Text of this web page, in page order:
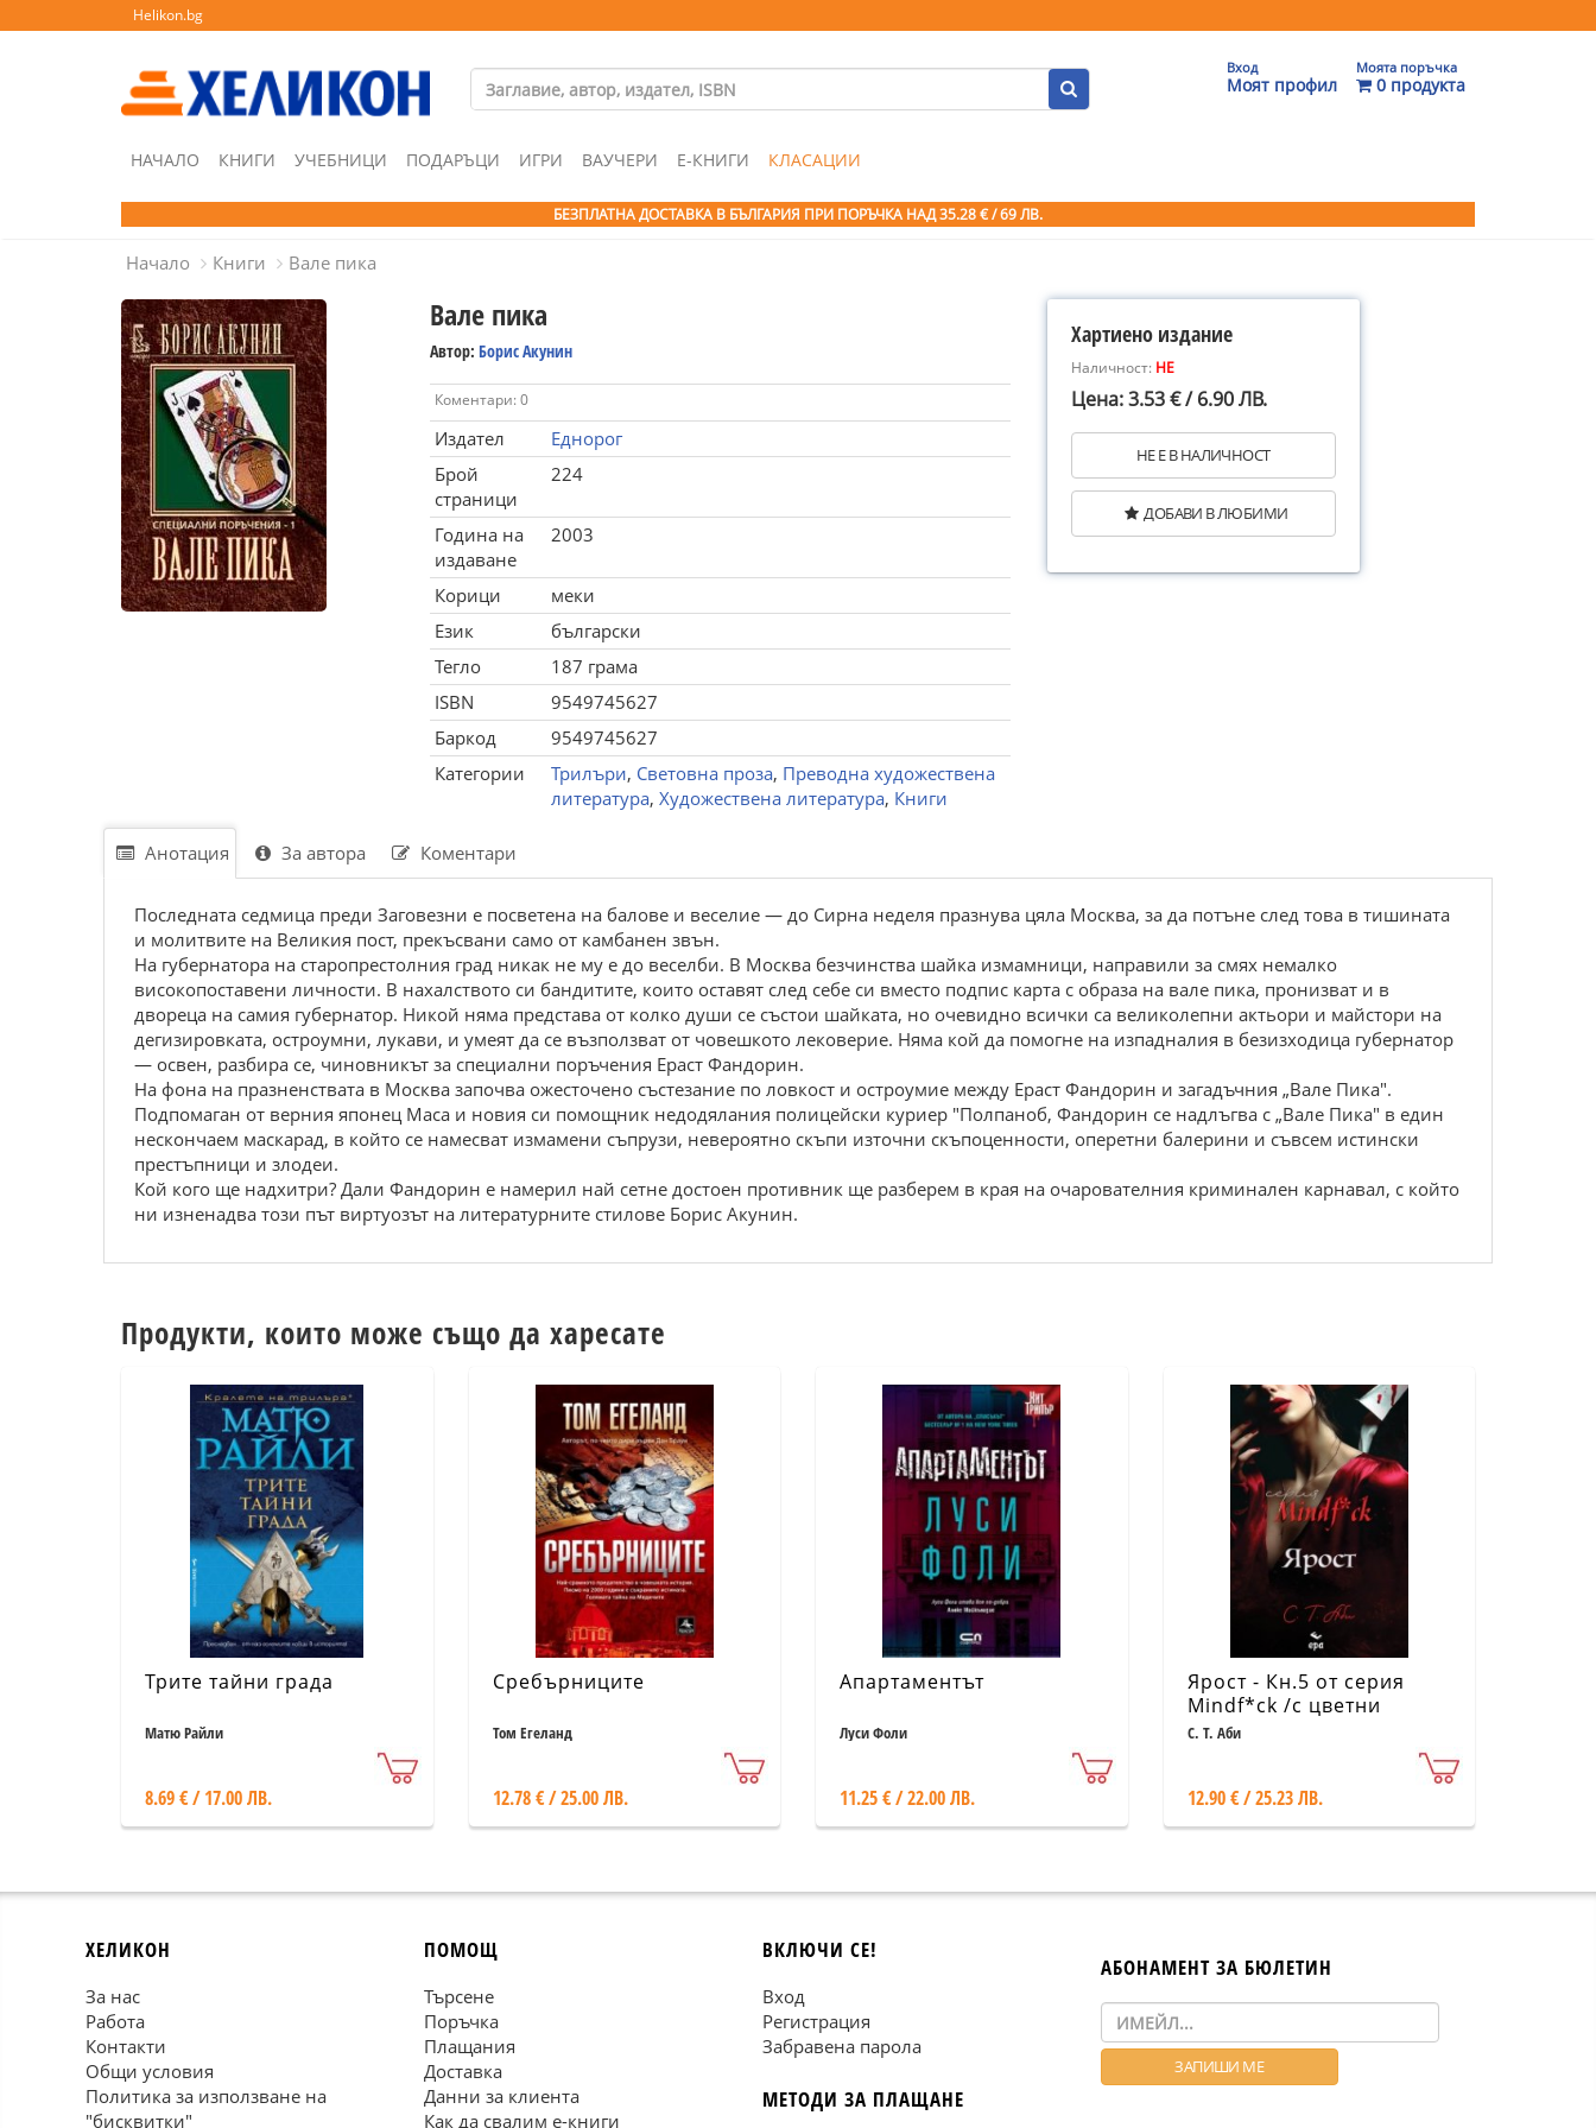
Helikon.bg
Вход
Моят профил
Моята поръчка
0 продукта
НАЧАЛО КНИГИ УЧЕБНИЦИ ПОДАРЪЦИ ИГРИ ВАУЧЕРИ Е-КНИГИ КЛАСАЦИИ
БЕЗПЛАТНА ДОСТАВКА В БЪЛГАРИЯ ПРИ ПОРЪЧКА НАД 35.28 € / 69 ЛВ.
Начало Книги Вале пика
Вале пика
Автор: Борис Акунин
Коментари: 0
Издател
Еднорог
Брой
страници
224
Година на
издаване
2003
Корици
меки
Език
български
Тегло
187 грама
ISBN
9549745627
Баркод
9549745627
Категории
Трилъри, Световна проза, Преводна художествена
литература, Художествена литература, Книги
Хартиено издание
Наличност: НЕ
Цена: 3.53 € / 6.90 ЛВ.
НЕ Е В НАЛИЧНОСТ
ДОБАВИ В ЛЮБИМИ
Анотация За автора Коментари
Последната седмица преди Заговезни е посветена на балове и веселие — до Сирна неделя празнува цяла Москва, за да потъне след това в тишината
и молитвите на Великия пост, прекъсвани само от камбанен звън.
На губернатора на старопрестолния град никак не му е до веселби. В Москва безчинства шайка измамници, направили за смях немалко
високопоставени личности. В нахалството си бандитите, които оставят след себе си вместо подпис карта с образа на вале пика, пронизват и в
двореца на самия губернатор. Никой няма представа от колко души се състои шайката, но очевидно всички са великолепни актьори и майстори на
дегизировката, остроумни, лукави, и умеят да се възползват от човешкото лековерие. Няма кой да помогне на изпадналия в безизходица губернатор
— освен, разбира се, чиновникът за специални поръчения Ераст Фандорин.
На фона на празненствата в Москва започва ожесточено състезание по ловкост и остроумие между Ераст Фандорин и загадъчния „Вале Пика".
Подпомаган от верния японец Маса и новия си помощник недодялания полицейски куриер "Полпаноб, Фандорин се надлъгва с „Вале Пика" в един
нескончаем маскарад, в който се намесват измамени съпрузи, невероятно скъпи източни скъпоценности, оперетни балерини и съвсем истински
престъпници и злодеи.
Кой кого ще надхитри? Дали Фандорин е намерил най сетне достоен противник ще разберем в края на очарователния криминален карнавал, с който
ни изненадва този път виртуозът на литературните стилове Борис Акунин.
Продукти, които може също да харесате
Трите тайни града
Матю Райли
8.69 € / 17.00 ЛВ.
Сребърниците
Том Егеланд
12.78 € / 25.00 ЛВ.
Апартаментът
Луси Фоли
11.25 € / 22.00 ЛВ.
Ярост - Кн.5 от серия
Mindf*ck /с цветни
порезки/
С. Т. Аби
12.90 € / 25.23 ЛВ.
ХЕЛИКОН
За нас
Работа
Контакти
Общи условия
Политика за използване на
"бисквитки"
ПОМОЩ
Търсене
Поръчка
Плащания
Доставка
Данни за клиента
Как да свалим е-книги
ВКЛЮЧИ СЕ!
Вход
Регистрация
Забравена парола
МЕТОДИ ЗА ПЛАЩАНЕ
АБОНАМЕНТ ЗА БЮЛЕТИН